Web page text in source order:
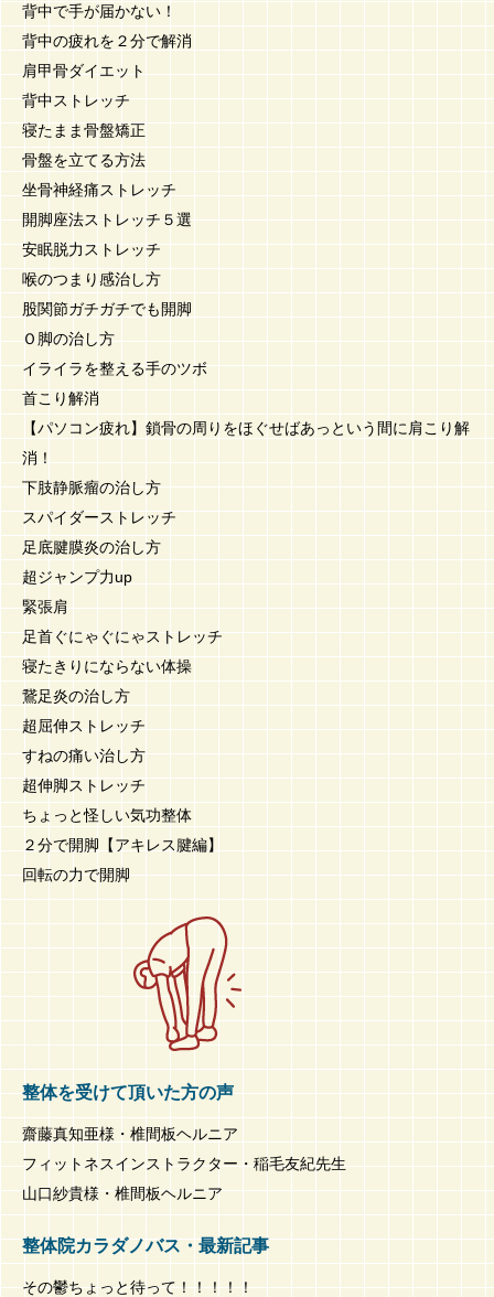
背中で手が届かない！
背中の疲れを２分で解消
肩甲骨ダイエット
背中ストレッチ
寝たまま骨盤矯正
骨盤を立てる方法
坐骨神経痛ストレッチ
開脚座法ストレッチ５選
安眠脱力ストレッチ
喉のつまり感治し方
股関節ガチガチでも開脚
Ｏ脚の治し方
イライラを整える手のツボ
首こり解消
【パソコン疲れ】鎖骨の周りをほぐせばあっという間に肩こり解
消！
下肢静脈瘤の治し方
スパイダーストレッチ
足底腱膜炎の治し方
超ジャンプ力up
緊張肩
足首ぐにゃぐにゃストレッチ
寝たきりにならない体操
鵞足炎の治し方
超屈伸ストレッチ
すねの痛い治し方
超伸脚ストレッチ
ちょっと怪しい気功整体
２分で開脚【アキレス腱編】
回転の力で開脚
整体を受けて頂いた方の声
齋藤真知亜様・椎間板ヘルニア
フィットネスインストラクター・稲毛友紀先生
山口紗貴様・椎間板ヘルニア
整体院カラダノバス・最新記事
その鬱ちょっと待って！！！！！